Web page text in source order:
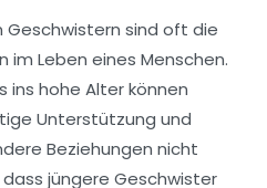
Geschwistern sind oft die
im Leben eines Menschen.
ins hohe Alter können
Unterstützung und
Beziehungen nicht
jüngere Geschwister